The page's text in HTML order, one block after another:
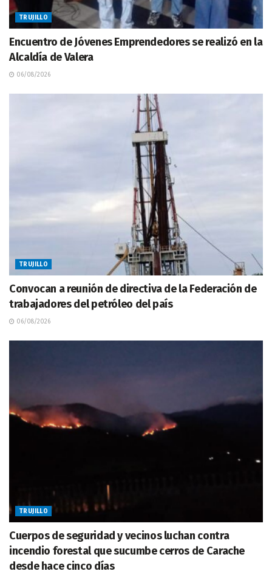
TRUJILLO
Encuentro de Jóvenes Emprendedores se realizó en la
Alcaldía de Valera
06/08/2026
TRUJILLO
Convocan a reunión de directiva de la Federación de
trabajadores del petróleo del país
06/08/2026
TRUJILLO
Cuerpos de seguridad y vecinos luchan contra
incendio forestal que sucumbe cerros de Carache
desde hace cinco días